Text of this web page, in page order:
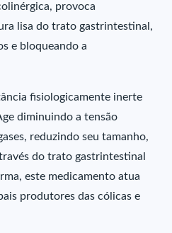
provoca
lisa do trato gastrintestinal,
e bloqueando a
fisiologicamente inerte
diminuindo a tensão
reduzindo seu tamanho,
do trato gastrintestinal
este medicamento atua
produtores das cólicas e